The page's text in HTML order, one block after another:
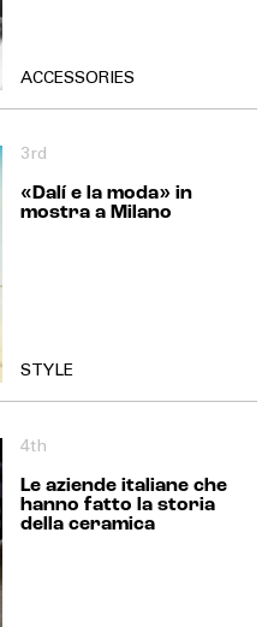
ACCESSORIES
3rd
«Dalí e la moda» in
mostra a Milano
STYLE
4th
Le aziende italiane che
hanno fatto la storia
della ceramica